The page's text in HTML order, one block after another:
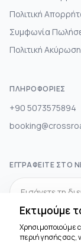
Πολιτική
Συμφωνία
Πολιτική
ΠΛΗΡΟΦΟΡΊΕΣ
+90 5073575894
ΕΓΓΡΑΦΕΊΤΕ ΣΤΟ
ΜΕΣΑ
Εκτιμούμε
Χρησιμοποιούμε
περιήγησής σας,